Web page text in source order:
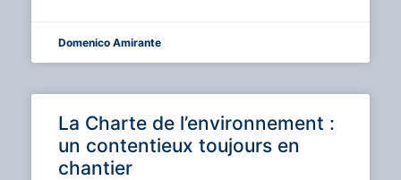
Domenico Amirante
La Charte de l’environnement :
un contentieux toujours en
chantier